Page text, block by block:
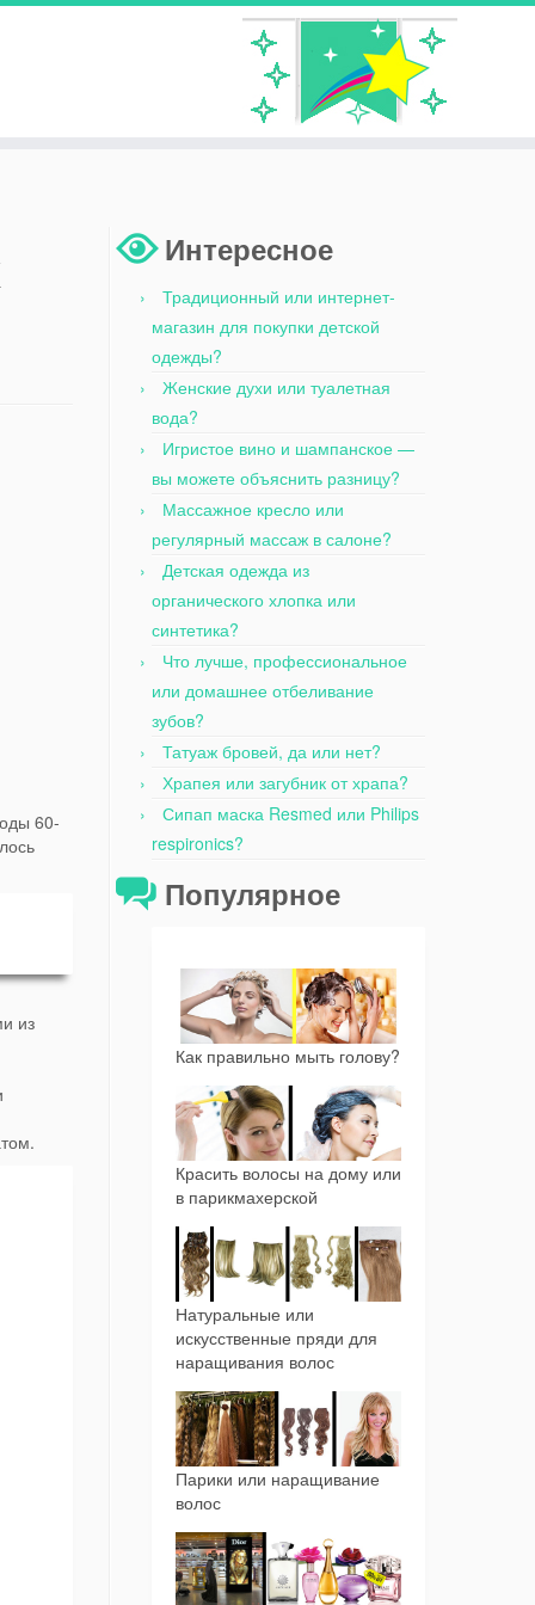
60-
из
Интересное
Традиционный или интернет-
магазин для покупки детской
одежды?
Женские духи или туалетная
вода?
Игристое вино и шампанское —
вы можете объяснить разницу?
Массажное кресло или
регулярный массаж в салоне?
Детская одежда из
органического хлопка или
синтетика?
Что лучше, профессиональное
или домашнее отбеливание
зубов?
Татуаж бровей, да или нет?
Храпея или загубник от храпа?
Сипап маска Resmed или Philips
respironics?
Популярное
Как правильно мыть голову?
Красить волосы на дому или
в парикмахерской
Натуральные или
искусственные пряди для
наращивания волос
Парики или наращивание
волос